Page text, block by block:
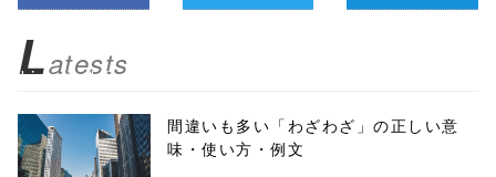
biz.jp/public_ht
ml/wp-
content/themes
Latests
間違いも多い「わざわざ」の正しい意
味・使い方・例文